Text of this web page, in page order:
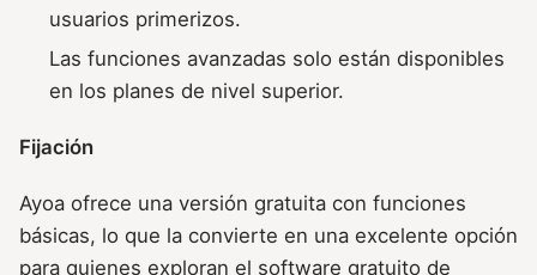
usuarios primerizos.
Las funciones avanzadas solo están disponibles
en los planes de nivel superior.
Fijación
Ayoa ofrece una versión gratuita con funciones
básicas, lo que la convierte en una excelente opción
para quienes exploran el software gratuito de